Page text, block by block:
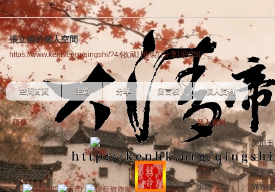
大清帝國 返回首頁
張立德的個人空間
https://www.kenhk.org/qingshi/?4 [收藏] [複製] [分享] [RSS]
空間首頁 主題 分享 留言板 個人資料
頭像
張立德
個人資料
爵位
榮郡王
榮銜
正一
身份
榮王
旗籍
滿族